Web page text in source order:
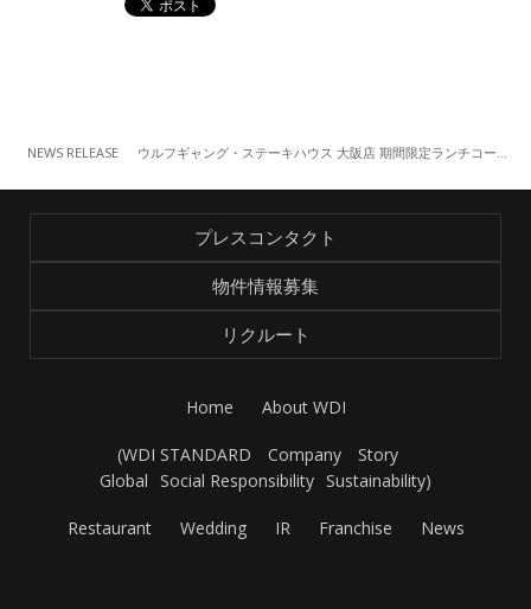
NEWS RELEASE
プレスコンタクト
物件情報募集
リクルート
Home About WDI
(WDI STANDARD Company
Story
Global Social Responsibility Sustainability)
Restaurant Wedding IR Franchise News